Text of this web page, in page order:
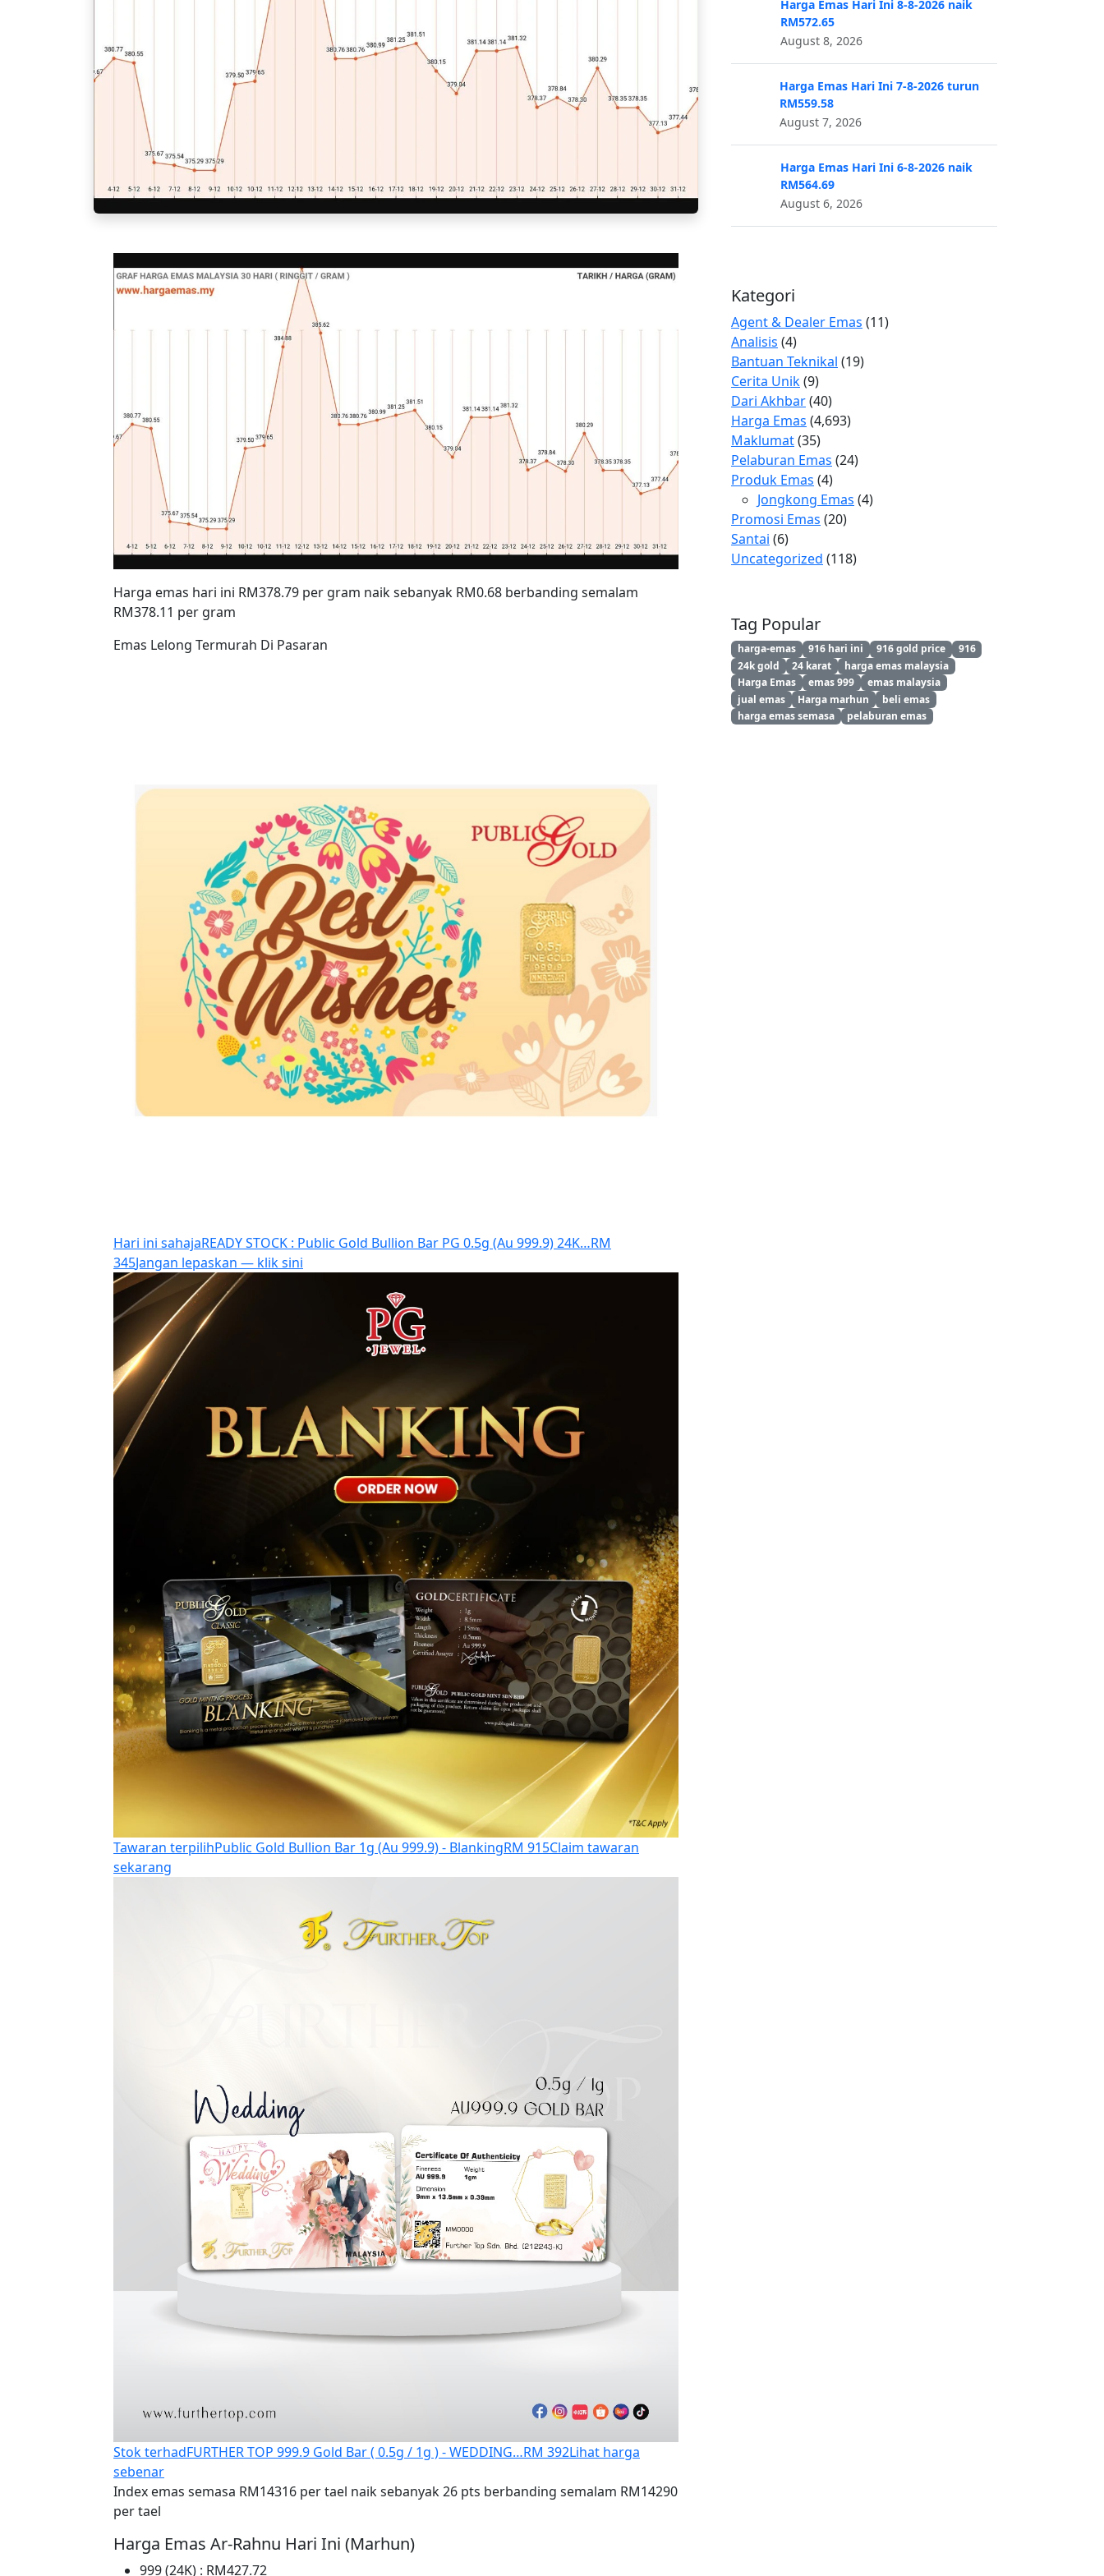
Harga emas hari ini RM378.79 per gram naik sebanyak RM0.68 berbanding semalam
RM378.11 per gram
Emas Lelong Termurah Di Pasaran
Hari ini sahajaREADY STOCK : Public Gold Bullion Bar PG 0.5g (Au 999.9) 24K…RM
345Jangan lepaskan — klik sini
Tawaran terpilihPublic Gold Bullion Bar 1g (Au 999.9) - BlankingRM 915Claim tawaran
sekarang
Stok terhadFURTHER TOP 999.9 Gold Bar ( 0.5g / 1g ) - WEDDING…RM 392Lihat harga
sebenar
Index emas semasa RM14316 per tael naik sebanyak 26 pts berbanding semalam RM14290
per tael
Harga Emas Ar-Rahnu Hari Ini (Marhun)
999 (24K) : RM427.72
Harga Emas Hari Ini 8-8-2026 naik
RM572.65
August 8, 2026
Harga Emas Hari Ini 7-8-2026 turun
RM559.58
August 7, 2026
Harga Emas Hari Ini 6-8-2026 naik
RM564.69
August 6, 2026
Kategori
Agent & Dealer Emas (11)
Analisis (4)
Bantuan Teknikal (19)
Cerita Unik(9)
Dari Akhbar(40)
Harga Emas (4,693)
Maklumat(35)
Pelaburan Emas (24)
Produk Emas (4)
Jongkong Emas (4)
Promosi Emas (20)
Santai (6)
Uncategorized (118)
Tag Popular
harga-emas 916 hari ini 916 gold price
916
24k gold
24 karat
harga emas malaysia
Harga Emas
emas 999
emas malaysia
jual emas
Harga marhun
beli emas
harga emas semasa
pelaburan emas